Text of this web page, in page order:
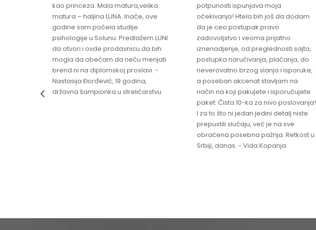
kao princeza. Mala matura,velika
matura – haljina LUNA. Inače, ove
godine sam počela studije
psihologije u Solunu. Predlažem LUNI
da otvori i ovde prodavnicu da bih
mogla da obećam da neću menjati
brend ni na diplomskoj proslavi. -
Nastasija Đorđević, 19 godina,
državna šampionka u streličarstvu
potpunosti ispunjava moja
očekivanja! Htela bih još da dodam
da je ceo postupak pravo
zadovoljstvo i veoma prijatno
iznenadjenje, od preglednosti sajta,
postupka naručivanja, plaćanja, do
neverovatno brzog slanja i isporuke,
a poseban akcenat stavljam na
način na koji pakujete i isporučujete
paket. Čista 10-ka za nivo poslovanja!
I za to što ni jedan jedini detalj niste
prepustili slučaju, već je na sve
obraćena posebna pažnja. Retkost u
Srbiji, danas. - Vida Kopanja